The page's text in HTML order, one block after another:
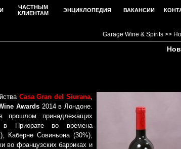
ЧАСТНЫМ
КЛИЕНТАМ
ЭНЦИКЛОПЕДИЯ ВАКАНСИИ
Garage Wine & Spirits >>
Casa Gran del Siurana,
Awards2014 в Лондоне.
прошлом принадлежащих
в Приорате во времена
Каберне Совиньона (30%),
во французских барриках и